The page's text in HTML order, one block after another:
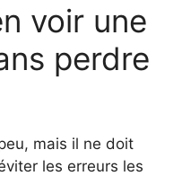
perdre
mais il ne doit
les erreurs les